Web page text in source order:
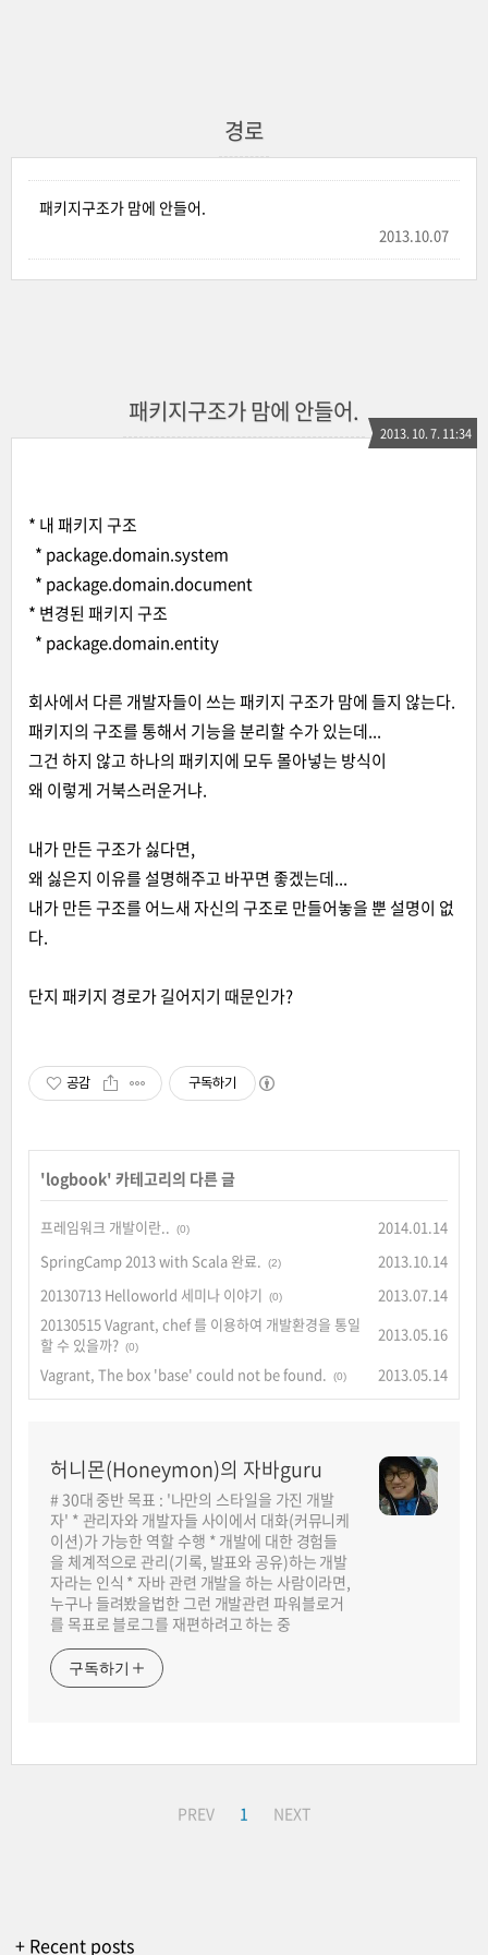
경로
패키지구조가 맘에 안들어.
2013.10.07
패키지구조가 맘에 안들어.
2013. 10. 7. 11:34
* 내 패키지 구조
* package.domain.system
* package.domain.document
* 변경된 패키지 구조
* package.domain.entity
회사에서 다른 개발자들이 쓰는 패키지 구조가 맘에 들지 않는다.
패키지의 구조를 통해서 기능을 분리할 수가 있는데...
그건 하지 않고 하나의 패키지에 모두 몰아넣는 방식이
왜 이렇게 거북스러운거냐.
내가 만든 구조가 싫다면,
왜 싫은지 이유를 설명해주고 바꾸면 좋겠는데...
내가 만든 구조를 어느새 자신의 구조로 만들어놓을 뿐 설명이 없
다.
단지 패키지 경로가 길어지기 때문인가?
공감 구독하기
'logbook' 카테고리의 다른 글
프레임워크 개발이란.. (0)
2014.01.14
SpringCamp 2013 with Scala 완료.
(2)
2013.10.14
20130713 Helloworld 세미나 이야기
(0)
2013.07.14
20130515 Vagrant, chef 를 이용하여 개발환경을 통일
할 수 있을까? (0)
2013.05.16
Vagrant, The box 'base' could not be found.
(0) 2013.05.14
허니몬(Honeymon)의 자바guru
# 30대 중반 목표 : '나만의 스타일을 가진 개발
자' * 관리자와 개발자들 사이에서 대화(커뮤니케
이션)가 가능한 역할 수행 * 개발에 대한 경험들
을 체계적으로 관리(기록, 발표와 공유)하는 개발
자라는 인식 * 자바 관련 개발을 하는 사람이라면,
누구나 들려봤을법한 그런 개발관련 파워블로거
를 목표로 블로그를 재편하려고 하는 중
구독하기
PREV 1 NEXT
+ Recent posts